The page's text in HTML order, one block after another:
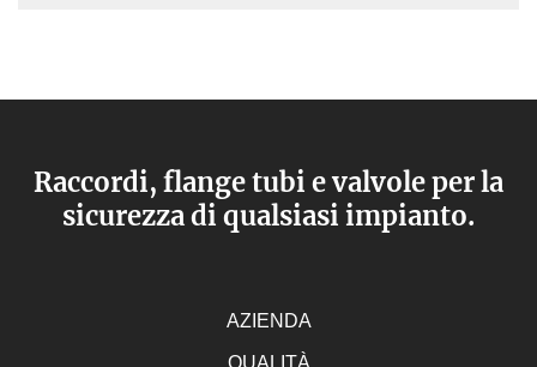
Raccordi, flange tubi e valvole per la
sicurezza di qualsiasi impianto.
AZIENDA
QUALITÀ